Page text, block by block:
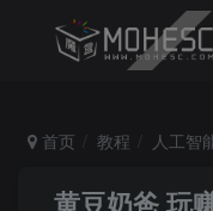
首页 教程 人工智
黄豆奶爸 玩